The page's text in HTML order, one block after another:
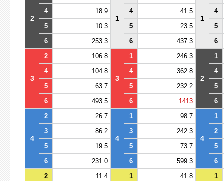
2 1 1
4
18.9 4 41.5
4
5
10.3 5 23.5
5
6
253.3 6 437.3 6
3
2 106.8
3
1 246.3
2
1
4
104.8 4 362.8
4
5
63.7 5 232.2
5
6
493.5 6 1413 6
4
2 26.7
4
1 98.7
4
1
3
86.2 3 242.3
2
5
19.5 5 73.7
5
6
231.0 6 599.3 6
2 11.4 1 41.8
1